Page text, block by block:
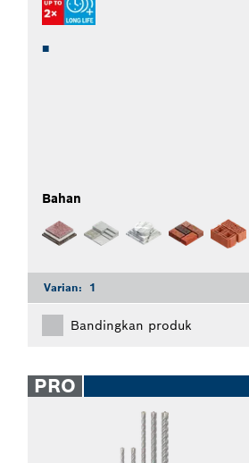
Bahan
Varian: 1
Bandingkan produk
PRO